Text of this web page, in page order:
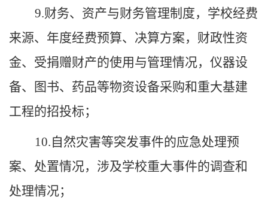
9.财务、资产与财务管理制度， 学校经费
来源、年度经费预算、决算方案，财政性资
金、受捐赠财产的使用与管理情况，仪器设
备、图书、药品等物资设备采购和重大基建
工程的招投标；
10.自然灾害等突发事件的应急处理预
案、处置情况，涉及学校重大事件的调查和
处理情况；